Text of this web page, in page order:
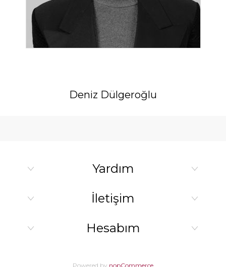
Deniz Dülgeroğlu
Yardım
İletişim
Hesabım
Powered by nopCommerce